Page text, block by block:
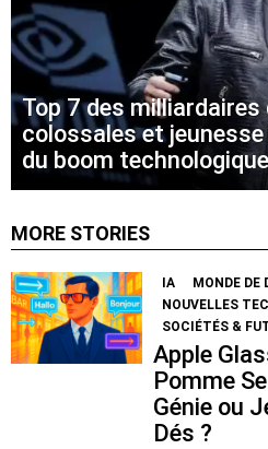
Top 7 des milliardaires
colossales et
du boom
MORE STORIES
IA
MONDE DE
NOUVELLES
SOCIÉTÉS &
Apple
Pomme
Génie ou
Dés ?